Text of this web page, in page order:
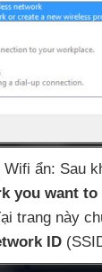
ẩn: Sau
you want to
trang này
ID